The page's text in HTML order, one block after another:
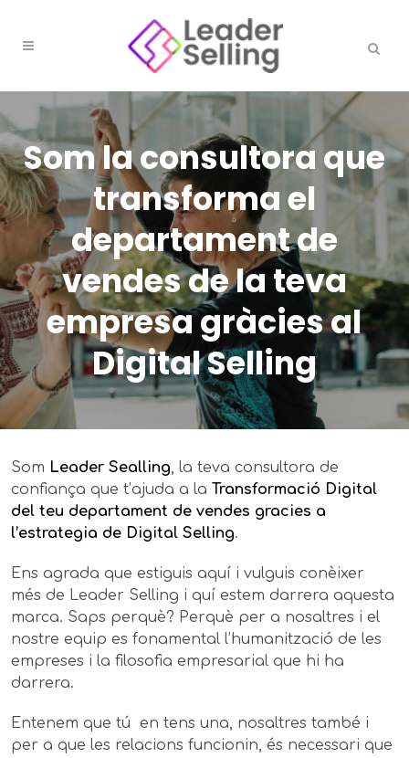
Som la consultora que
transforma el
departament de
vendes de la teva
empresa gràcies al
Digital Selling
Som Leader Sealling, la teva consultora de
confiança que t’ajuda a la Transformació Digital
del teu departament de vendes gracies a
l’estrategia de Digital Selling.
Ens agrada que estiguis aquí i vulguis conèixer
més de Leader Selling i quí estem darrera aquesta
marca. Saps perquè? Perquè per a nosaltres i el
nostre equip es fonamental l’humanització de les
empreses i la filosofia empresarial que hi ha
darrera.
Entenem que tú en tens una, nosaltres també i
per a que les relacions funcionin, és necessari que